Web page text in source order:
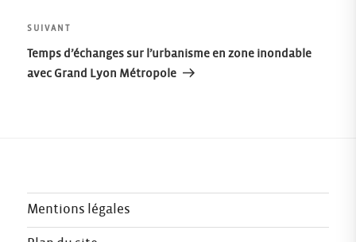
l’article
Article
suivant
SUIVANT
Temps d’échanges sur l’urbanisme en zone inondable
avec Grand Lyon Métropole
Mentions légales